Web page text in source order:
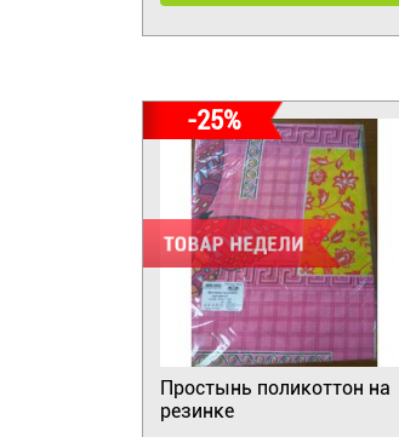
-25%
Простынь поликоттон на
резинке